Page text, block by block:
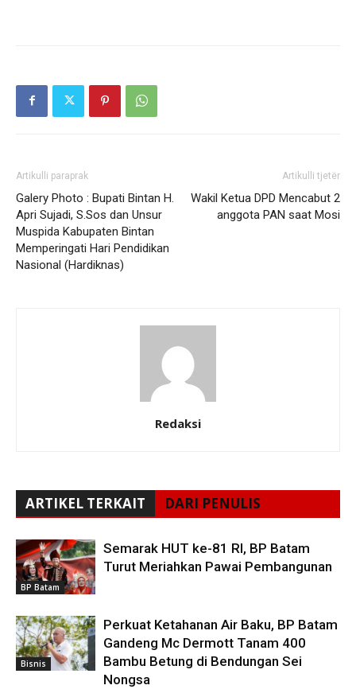
Artikulli paraprak
Galery Photo : Bupati Bintan H.
Apri Sujadi, S.Sos dan Unsur
Muspida Kabupaten Bintan
Memperingati Hari Pendidikan
Nasional (Hardiknas)
Artikulli tjetër
Wakil Ketua DPD Mencabut 2
anggota PAN saat Mosi
Redaksi
ARTIKEL TERKAIT DARI PENULIS
BP Batam
Semarak HUT ke-81 RI, BP Batam
Turut Meriahkan Pawai Pembangunan
Bisnis
Perkuat Ketahanan Air Baku, BP Batam
Gandeng Mc Dermott Tanam 400
Bambu Betung di Bendungan Sei
Nongsa